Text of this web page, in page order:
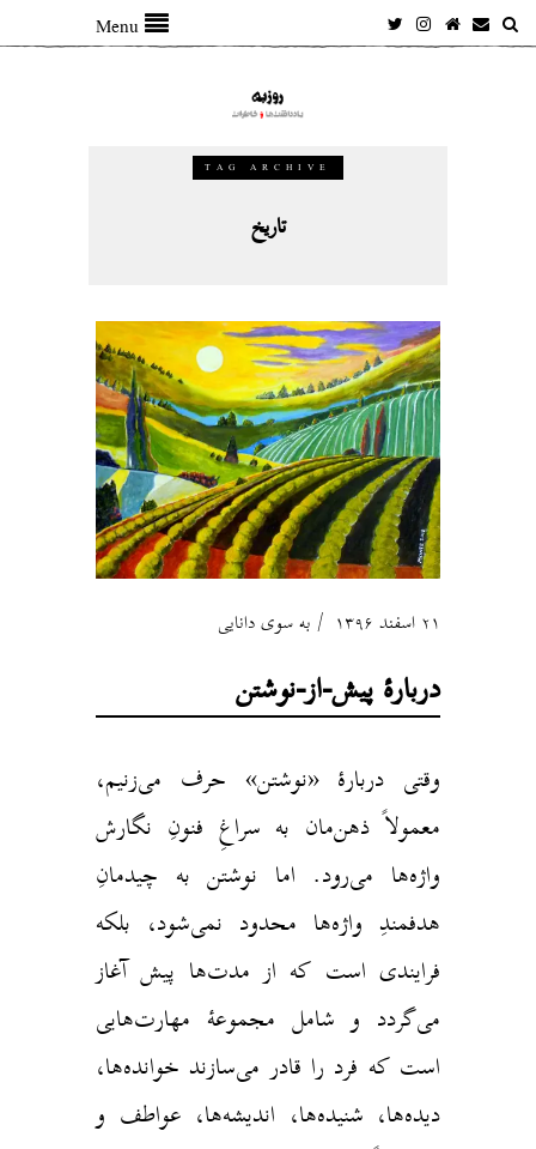
Menu
TAG ARCHIVE
تاریخ
۲۱ اسفند ۱۳۹۶ به سوی دانایی
دربارهٔ پیش-از-نوشتن
وقتی دربارهٔ «نوشتن» حرف می‌زنیم،
معمولاً ذهن‌مان به سراغِ فنونِ نگارش
واژه‌ها می‌رود. اما نوشتن به چیدمانِ
هدفمندِ واژه‌ها محدود نمی‌شود، بلکه
فرایندی است که از مدت‌ها پیش آغاز
می‌گردد و شامل مجموعهٔ مهارت‌هایی
است که فرد را قادر می‌سازند خوانده‌ها،
دیده‌ها، شنیده‌ها، اندیشه‌ها، عواطف و